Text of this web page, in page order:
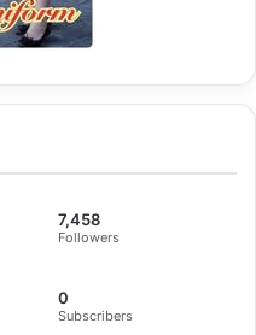
7,458
Followers
0
Subscribers